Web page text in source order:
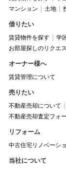
マンション
土地
借りたい
賃貸物件を探す 学
お部屋探しのリクエ
オーナー様へ
賃貸管理について
売りたい
不動産売却について
不動産売却査定フォ
リフォーム
中古住宅リノベーシ
当社について